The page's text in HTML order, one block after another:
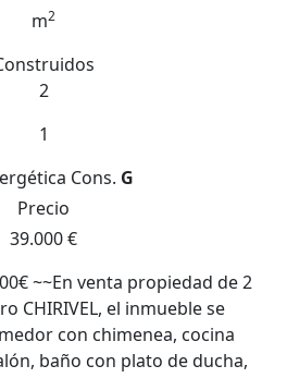
m2
2
1
Cons. G
Precio
39.000 €
~~En venta propiedad de 2
CHIRIVEL, el inmueble se
con chimenea, cocina
baño con plato de ducha,